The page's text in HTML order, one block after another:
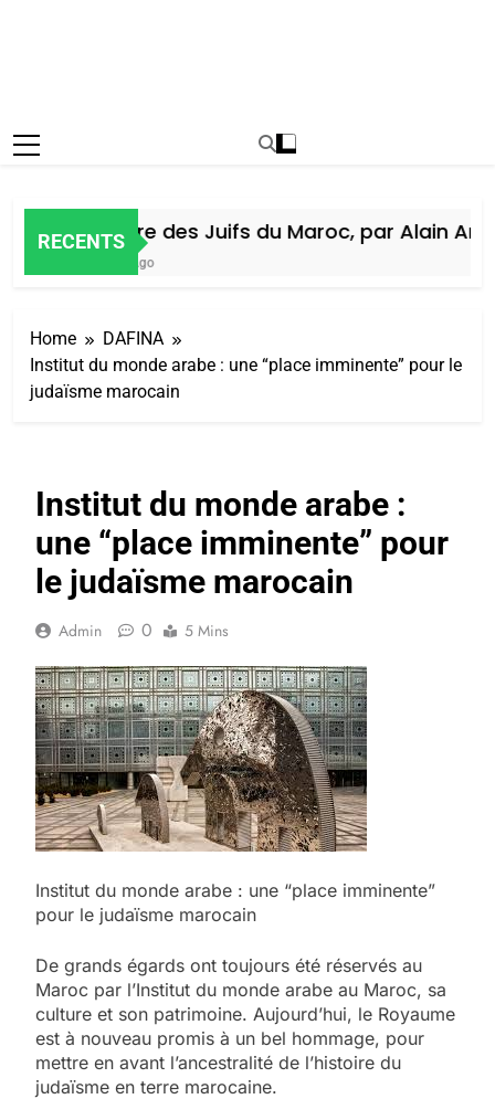
RECENTS
Histoire des Juifs du Maroc, par Alain Amiel
Home
DAFINA
Institut du monde arabe : une “place imminente” pour le
judaïsme marocain
Institut du monde arabe :
une “place imminente” pour
le judaïsme marocain
Admin 0 5 Mins
Institut du monde arabe : une “place imminente”
pour le judaïsme marocain
De grands égards ont toujours été réservés au
Maroc par l’Institut du monde arabe au Maroc, sa
culture et son patrimoine. Aujourd’hui, le Royaume
est à nouveau promis à un bel hommage, pour
mettre en avant l’ancestralité de l’histoire du
judaïsme en terre marocaine.